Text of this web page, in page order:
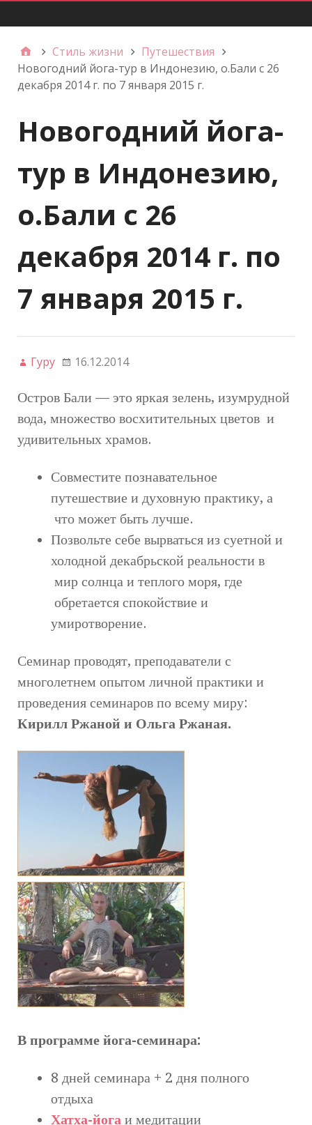
Стиль жизни
Путешествия
Новогодний йога-тур в Индонезию, о.Бали с 26
декабря 2014 г. по 7 января 2015 г.
Новогодний йога-
тур в Индонезию,
о.Бали с 26
декабря 2014 г. по
7 января 2015 г.
Гуру 16.12.2014
Остров Бали — это яркая зелень, изумрудной
вода, множество восхитительных цветов и
удивительных храмов.
Совместите познавательное
путешествие и духовную практику, а
что может быть лучше.
Позвольте себе вырваться из суетной и
холодной декабрьской реальности в
мир солнца и теплого моря, где
обретается спокойствие и
умиротворение.
Семинар проводят, преподаватели с
многолетнем опытом личной практики и
проведения семинаров по всему миру:
Кирилл Ржаной и Ольга Ржаная.
В программе йога-семинара:
8 дней семинара + 2 дня полного
отдыха
Хатха-йога и медитации